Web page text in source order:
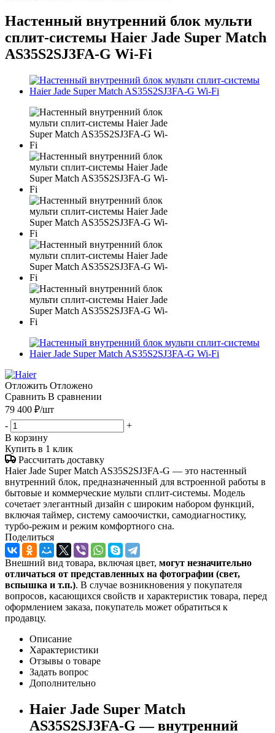
Настенный внутренний блок мульти
сплит-системы Haier Jade Super Match
AS35S2SJ3FA-G Wi-Fi
Отложить Отложено
Сравнить В сравнении
79 400 ₽/шт
-
+
В корзину
Купить в 1 клик
Рассчитать доставку
Haier Jade Super Match AS35S2SJ3FA-G — это настенный
внутренний блок, предназначенный для встроенной работы в
бытовые и коммерческие мульти сплит-системы. Модель
сочетает элегантный дизайн с широким набором функций,
включая таймер, систему самоочистки, самодиагностику,
турбо-режим и режим комфортного сна.
Поделиться
Внешний вид товара, включая цвет, могут незначительно
отличаться от представленных на фотографии (свет,
вспышка и т.п.). В случае возникновения у покупателя
вопросов, касающихся свойств и характеристик товара, перед
оформлением заказа, покупатель может обратиться к
продавцу.
Описание
Характеристики
Отзывы о товаре
Задать вопрос
Дополнительно
Haier Jade Super Match
AS35S2SJ3FA-G — внутренний